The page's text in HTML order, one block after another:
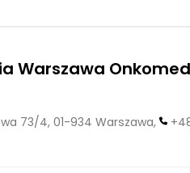
Warszawa
73/4, 01-934 Warszawa,